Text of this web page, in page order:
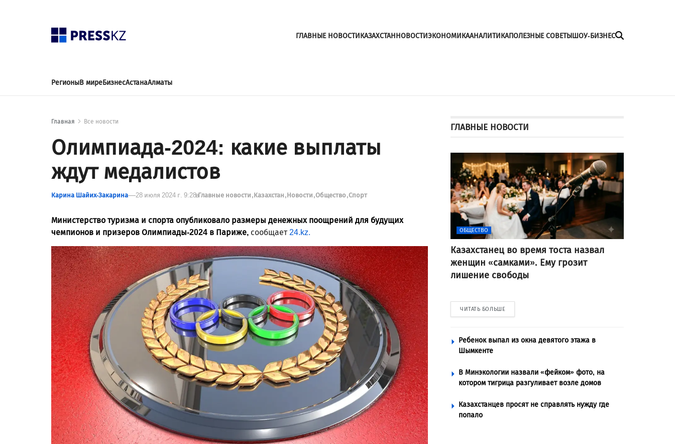
ГЛАВНЫЕ НОВОСТИКАЗАХСТАННОВОСТИЭКОНОМИКААНАЛИТИКАПОЛЕЗНЫЕ СОВЕТЫШОУ-БИЗНЕС
РегионыВ миреБизнесАстанаАлматы
Главная Все новости
Олимпиада-2024: какие выплаты
ждут медалистов
Карина Шайих-Закарина 28 июля 2024 г. 9:28вГлавные новости Казахстан НовостиОбществоСпорт
Министерство туризма и спорта опубликовало размеры денежных поощрений для будущих
чемпионов и призеров Олимпиады-2024 в Париже, сообщает24.kz.
ГЛАВНЫЕ НОВОСТИ
ОБЩЕСТВО
Казахстанец во время тоста назвал
женщин «самками». Ему грозит
лишение свободы
ЧИТАТЬ БОЛЬШЕ
Ребенок выпал из окна девятого этажа в
Шымкенте
В Минэкологии назвали «фейком» фото, на
котором тигрица разгуливает возле домов
Казахстанцев просят не справлять нужду где
попало